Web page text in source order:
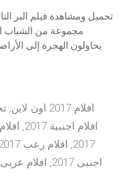
مجموعة من الشباب
يحاولون الهجرة إلى
اجنبى 2017, افلام عربى 2017, افلام خيال علمى 2017, افلام 2017